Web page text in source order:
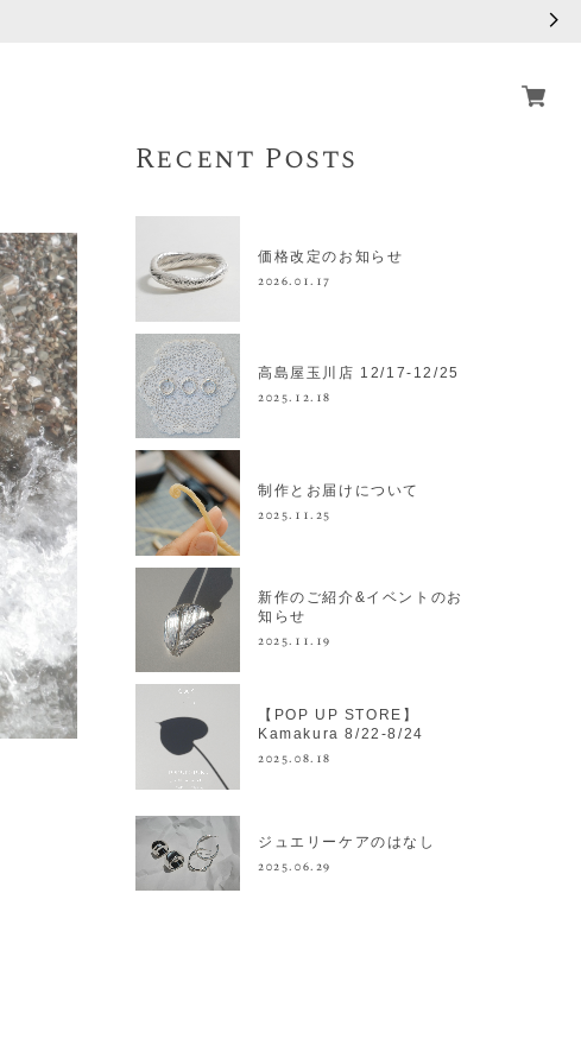
Recent Posts
価格改定のお知らせ
2026.01.17
高島屋玉川店 12/17-12/25
2025.12.18
制作とお届けについて
2025.11.25
新作のご紹介&イベントのお
知らせ
2025.11.19
【POP UP STORE】
Kamakura 8/22-8/24
2025.08.18
ジュエリーケアのはなし
2025.06.29